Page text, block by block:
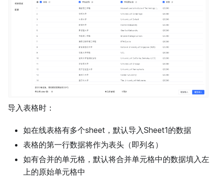
导入表格时：
如在线表格有多个sheet，默认导入Sheet1的数据
表格的第一行数据将作为表头（即列名）
如有合并的单元格，默认将合并单元格中的数据填入左
上的原始单元格中